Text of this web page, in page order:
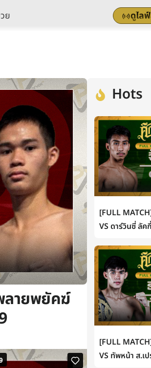
ย ดูไล
ลายพยัคฆ์
Hots
[FULL
VS ดาร์วินซี่ ลั
[FULL
VS ทัพหน้า ส.เ